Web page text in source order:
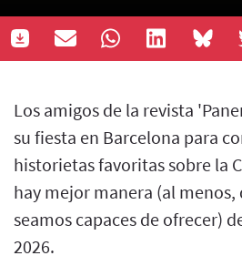
Los amigos de la revista
su fiesta en Barcelona para
historietas favoritas sobre la
hay mejor manera (al
seamos capaces de ofrecer)
2026.